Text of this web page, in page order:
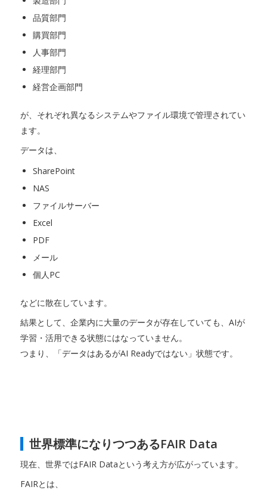
品質部門
購買部門
人事部門
経理部門
経営企画部門
が、それぞれ異なるシステムやファイル環境で管理されてい
ます。
データは、
SharePoint
NAS
ファイルサーバー
Excel
PDF
メール
個人PC
などに散在しています。
結果として、企業内に大量のデータが存在していても、AIが
学習・活用できる状態にはなっていません。
つまり、「データはあるがAI Readyではない」状態です。
世界標準になりつつあるFAIR Data
現在、世界ではFAIR Dataという考え方が広がっています。
FAIRとは、